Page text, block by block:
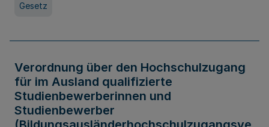
Gesetz
Verordnung über den Hochschulzugang
für im Ausland qualifizierte
Studienbewerberinnen und
Studienbewerber